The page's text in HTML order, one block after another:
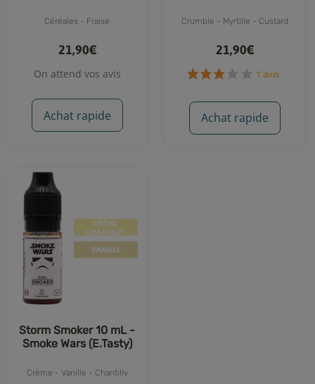
Céréales - Fraise
21,90€
On attend vos avis
Achat rapide
Crumble - Myrtille - Custard
21,90€
1 avis
Achat rapide
Storm Smoker 10 mL -
Smoke Wars (E.Tasty)
Crème - Vanille - Chantilly